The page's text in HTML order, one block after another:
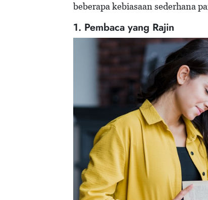
beberapa kebiasaan sederhana
1. Pembaca yang Rajin